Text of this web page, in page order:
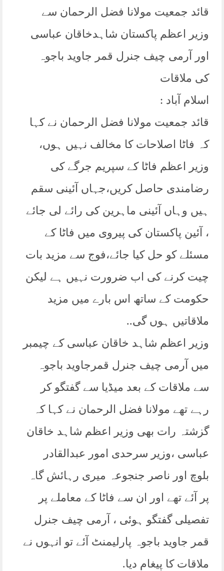
قائد جمعیت مولانا فضل الرحمان سے
وزیر اعظم پاکستان شاہدخاقان عباسی
اور آرمی چیف جنرل قمر جاوید باجوہ
کی ملاقات
اسلام آباد :
قائد جمعیت مولانا فضل الرحمان نے کہا
کہ فاٹا اصلاحات کا مخالف نہیں ہوں،
وزیر اعظم فاٹا کے سپریم جرگے کی
رضامندی حاصل کریں،جہاں آئینی سقم
ہیں وہاں آئینی ماہرین کی رائے لی جائے
، آئین پاکستان کی پیروی میں فاٹا کے
مسئلے کو حل کیا جائے،فوج سے مزید بات
چیت کرنے کی اب ضرورت نہیں ہے لیکن
حکومت کے ساتھ اس بارے میں مزید
ملاقاتیں ہوں گی..
وزیر اعظم شاہد خاقان عباسی کے چیمبر
میں آرمی چیف جنرل قمرجاوید باجوہ
سے ملاقات کے بعد میڈیا سے گفتگو کر
رہے تھے مولانا فضل الرحمان نے کہا کہ
گزشتہ رات بھی وزیر اعظم شاہد خاقان
عباسی ،وزیر سرحدی امور عبدالقادر
بلوچ اور ناصر جنجوعہ میری رہائش گاہ
پر آئے تھے اور ان سے فاٹا کے معاملے پر
تفصیلی گفتگو ہوئی ، آرمی چیف جنرل
قمر جاوید باجوہ پارلیمنٹ آئے تو انہوں نے
ملاقات کا پیغام دیا.